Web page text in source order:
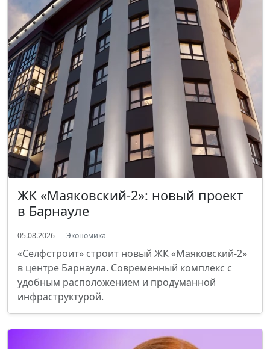
ЖК «Маяковский-2»: новый проект
в Барнауле
05.08.2026 Экономика
«Селфстроит» строит новый ЖК «Маяковский-2»
в центре Барнаула. Современный комплекс с
удобным расположением и продуманной
инфраструктурой.